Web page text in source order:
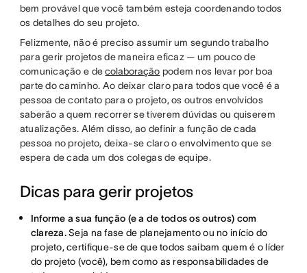
bem provável que você também esteja coordenando todos
os detalhes do seu projeto.
Felizmente, não é preciso assumir um segundo trabalho
para gerir projetos de maneira eficaz — um pouco de
comunicação e decolaboração podem nos levar por boa
parte do caminho. Ao deixar claro para todos que você é a
pessoa de contato para o projeto, os outros envolvidos
saberão a quem recorrer se tiverem dúvidas ou quiserem
atualizações. Além disso, ao definir a função de cada
pessoa no projeto, deixa-se claro o envolvimento que se
espera de cada um dos colegas de equipe.
Dicas para gerir projetos
Informe a sua função (e a de todos os outros) com
clareza.Seja na fase de planejamento ou no início do
projeto, certifique-se de que todos saibam quem é o líder
do projeto (você), bem como as responsabilidades de